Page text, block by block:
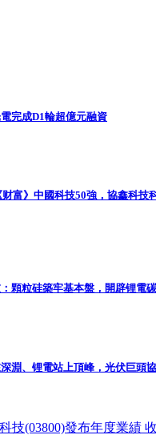
完成D1輪超億元融資
财富》中國科技50強，協鑫科技
：顆粒硅築牢基本盤，開辟锂電
深淵、锂電站上頂峰，光伏巨頭
技(03800)發布年度業績